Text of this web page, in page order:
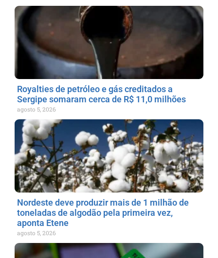
Royalties de petróleo e gás creditados a
Sergipe somaram cerca de R$ 11,0 milhões
agosto 5, 2026
Nordeste deve produzir mais de 1 milhão de
toneladas de algodão pela primeira vez,
aponta Etene
agosto 5, 2026